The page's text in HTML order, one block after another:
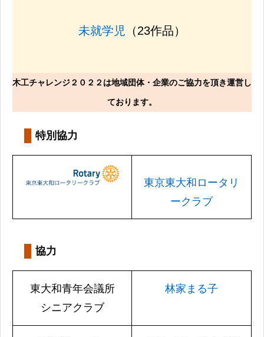
未就学児 （23作品）
木工チャレンジ２０２２は地域団体・企業のご協力を頂き運営し
ております。
特別協力
東京東大和ロータリ
ークラブ
協力
東大和青年会議所
シニアクラブ
林家まる子